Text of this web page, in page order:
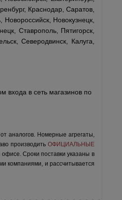
Краснодар, Саратов,
Новокузнецк,
Ставрополь, Пятигорск,
Северодвинск, Калуга,
входа в сеть магазинов по
аналогов. Номерные агрегаты,
производитьОФИЦИАЛЬНЫЕ
офисе. Сроки поставки указаны в
компаниями, и рассчитывается